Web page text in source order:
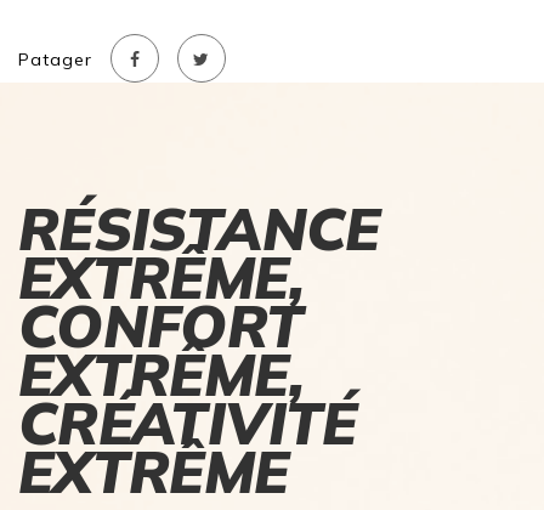
Patager
RÉSISTANCE
EXTRÊME,
CONFORT
EXTRÊME,
CRÉATIVITÉ
EXTRÊME